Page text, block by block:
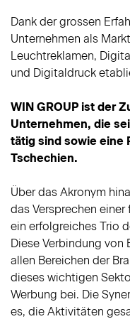
Dank der grossen
Unternehmen als
Leuchtreklamen,
und Digitaldruck
WIN GROUP ist der
Unternehmen, die
tätig sind sowie eine
Tschechien.
Über das Akronym
das Versprechen
ein erfolgreiches Trio
Diese Verbindung von
allen Bereichen der
dieses wichtigen
Werbung bei. Die
es, die Aktivitäten